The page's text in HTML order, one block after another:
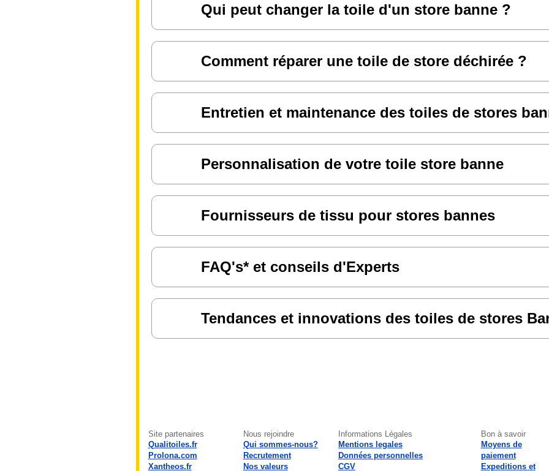
Qui peut changer la toile d'un store banne ?
Comment réparer une toile de store déchirée ?
Entretien et maintenance des toiles de stores
Personnalisation de votre toile store banne
Fournisseurs de tissu pour stores bannes
FAQ's* et conseils d'Experts
Tendances et innovations des toiles de stores
Site partenaires
Qualitoiles.fr
Prolona.com
Xantheos.fr
Nous rejoindre
Qui sommes-nous?
Recrutement
Nos valeurs
Informations Légales
Mentions legales
Données personnelles
CGV
Bon à savoir
Moyens de
paiement
Expeditions et